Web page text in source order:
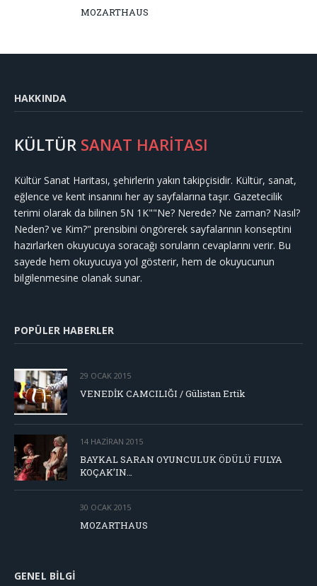
MOZARTHAUS
HAKKINDA
KÜLTÜR SANAT HARİTASI
Kültür Sanat Haritası, şehirlerin yakın takipçisidir. Kültür, sanat,
eğlence ve kent insanını her ay sayfalarına taşır. Gazetecilik
terimi olarak da bilinen 5N 1K""Ne? Nerede? Ne zaman? Nasıl?
Neden? ve Kim?" prensibini öngörerek sayfalarının konseptini
hazırlarken okuyucuya soracağı soruların cevaplarını verir. Bu
sayede hem okuyucuya yol gösterir, hem de okuyucunun
bilgilenmesine olanak sunar.
POPÜLER HABERLER
29 OCAK 2015
VENEDİK CAMCILIĞI / Gülistan Ertik
14 HAZIRAN 2015
BAYKAL SARAN OYUNCULUK ÖDÜLÜ FULYA
KOÇAK’IN…
30 OCAK 2015
MOZARTHAUS
GENEL BILGI